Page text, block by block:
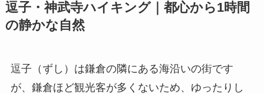
逗子・神武寺ハイキング｜都心から1時間
の静かな自然
逗子（ずし）は鎌倉の隣にある海沿いの街です
が、鎌倉ほど観光客が多くないため、ゆったりし